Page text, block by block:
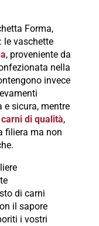
Forma,
le vaschette
, proveniente da
nella
invece
e sicura, mentre
di qualità,
filiera ma non
di carni
il sapore
i vostri